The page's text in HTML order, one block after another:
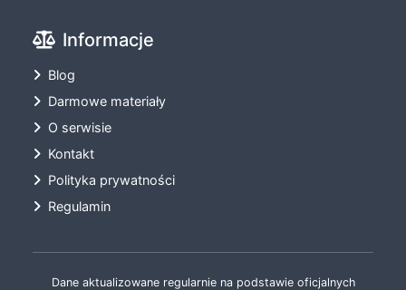
Informacje
Blog
Darmowe materiały
O serwisie
Kontakt
Polityka prywatności
Regulamin
Dane aktualizowane regularnie na podstawie oficjalnych